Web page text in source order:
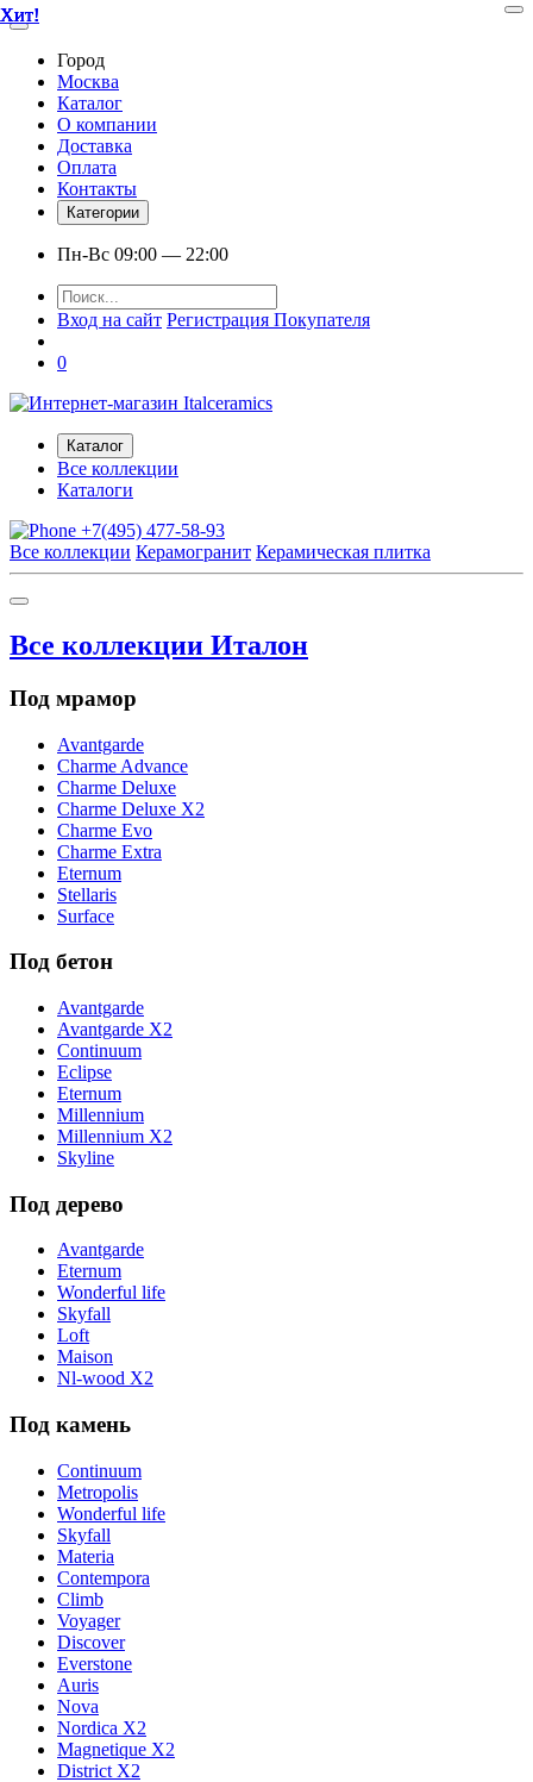
Город
Москва
Каталог
О компании
Доставка
Оплата
Контакты
Категории
Пн-Вс 09:00 — 22:00
Вход на сайт Регистрация Покупателя
0
Каталог
Все коллекции
Каталоги
+7(495) 477-58-93
Все коллекции Керамогранит Керамическая плитка
Все коллекции Италон
Под мрамор
Avantgarde
Charme Advance
Charme Deluxe
Charme Deluxe X2
Charme Evo
Charme Extra
Eternum
Stellaris
Surface
Под бетон
Avantgarde
Avantgarde X2
Continuum
Eclipse
Eternum
Millennium
Millennium X2
Skyline
Под дерево
Avantgarde
Eternum
Wonderful life
Skyfall
Loft
Maison
Nl-wood X2
Под камень
Continuum
Metropolis
Wonderful life
Skyfall
Materia
Contempora
Climb
Voyager
Discover
Everstone
Auris
Nova
Nordica X2
Magnetique X2
District X2
Хит!
Хит!
Хит!
Хит!
Хит!